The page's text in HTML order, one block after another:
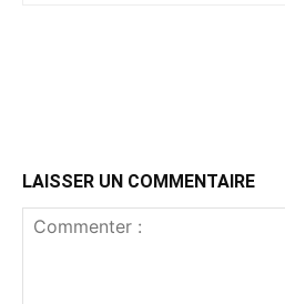
LAISSER UN COMMENTAIRE